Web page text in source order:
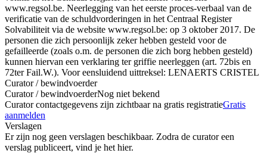
www.regsol.be. Neerlegging van het eerste proces-verbaal van de
verificatie van de schuldvorderingen in het Centraal Register
Solvabiliteit via de website www.regsol.be: op 3 oktober 2017. De
personen die zich persoonlijk zeker hebben gesteld voor de
gefailleerde (zoals o.m. de personen die zich borg hebben gesteld)
kunnen hiervan een verklaring ter griffie neerleggen (art. 72bis en
72ter Fail.W.). Voor eensluidend uittreksel: LENAERTS CRISTEL
Curator / bewindvoerder
Curator / bewindvoerderNog niet bekend
Curator contactgegevens zijn zichtbaar na gratis registratieGratis
aanmelden
Verslagen
Er zijn nog geen verslagen beschikbaar. Zodra de curator een
verslag publiceert, vind je het hier.